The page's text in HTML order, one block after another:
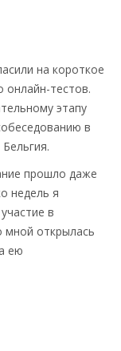
на короткое
онлайн-тестов.
этапу
в
прошло даже
недель я
в
мной открылась
ею